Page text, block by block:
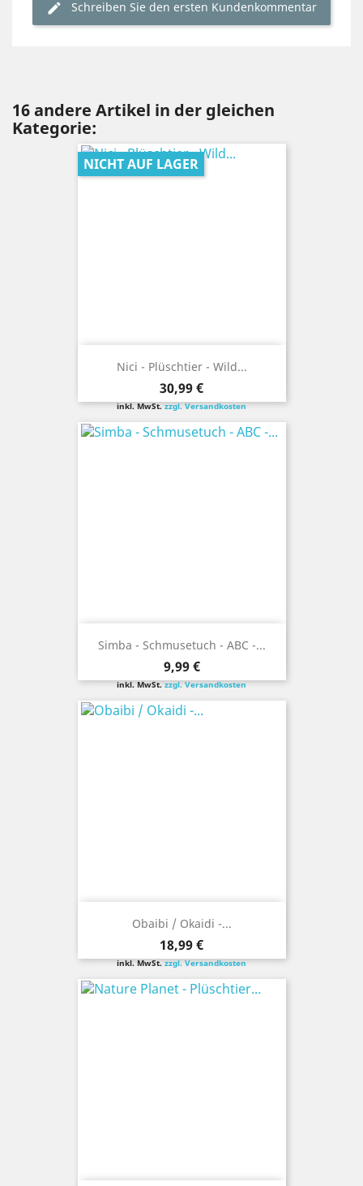
Schreiben Sie den ersten Kundenkommentar
16 andere Artikel in der gleichen
Kategorie:
Nici - Plüschtier - Wild...
Preis
30,99 €
inkl. MwSt.zzgl. Versandkosten
NICHT AUF LAGER
Simba - Schmusetuch - ABC -...
Preis
9,99 €
inkl. MwSt.zzgl. Versandkosten
Obaibi / Okaidi -...
Preis
18,99 €
inkl. MwSt.zzgl. Versandkosten